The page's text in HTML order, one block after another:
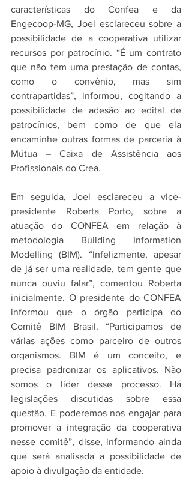
características do Confea e da
Engecoop-MG, Joel esclareceu sobre a
possibilidade de a cooperativa utilizar
recursos por patrocínio. “É um contrato
que não tem uma prestação de contas,
como o convênio, mas sim
contrapartidas”, informou, cogitando a
possibilidade de adesão ao edital de
patrocínios, bem como de que ela
encaminhe outras formas de parceria à
Mútua – Caixa de Assistência aos
Profissionais do Crea.
Em seguida, Joel esclareceu a vice-
presidente Roberta Porto, sobre a
atuação do CONFEA em relação à
metodologia Building Information
Modelling (BIM). “Infelizmente, apesar
de já ser uma realidade, tem gente que
nunca ouviu falar”, comentou Roberta
inicialmente. O presidente do CONFEA
informou que o órgão participa do
Comitê BIM Brasil. “Participamos de
várias ações como parceiro de outros
organismos. BIM é um conceito, e
precisa padronizar os aplicativos. Não
somos o líder desse processo. Há
legislações discutidas sobre essa
questão. E poderemos nos engajar para
promover a integração da cooperativa
nesse comitê”, disse, informando ainda
que será analisada a possibilidade de
apoio à divulgação da entidade.